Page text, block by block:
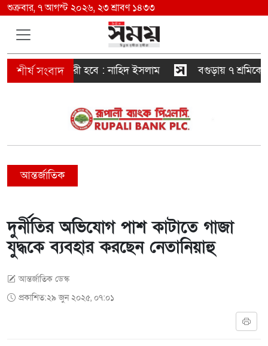
শুক্রবার, ৭ আগস্ট ২০২৬, ২৩ শ্রাবণ ১৪৩৩
স্বৈরাচারী হবে : নাহিদ ইসলাম বগুড়ায় ৭ শ্রমিকের
আন্তর্জাতিক
দুর্নীতির অভিযোগ পাশ কাটাতে গাজা
যুদ্ধকে ব্যবহার করছেন নেতানিয়াহু
আন্তর্জাতিক ডেস্ক
প্রকাশিত:২৯ জুন ২০২৫, ০৭:০১